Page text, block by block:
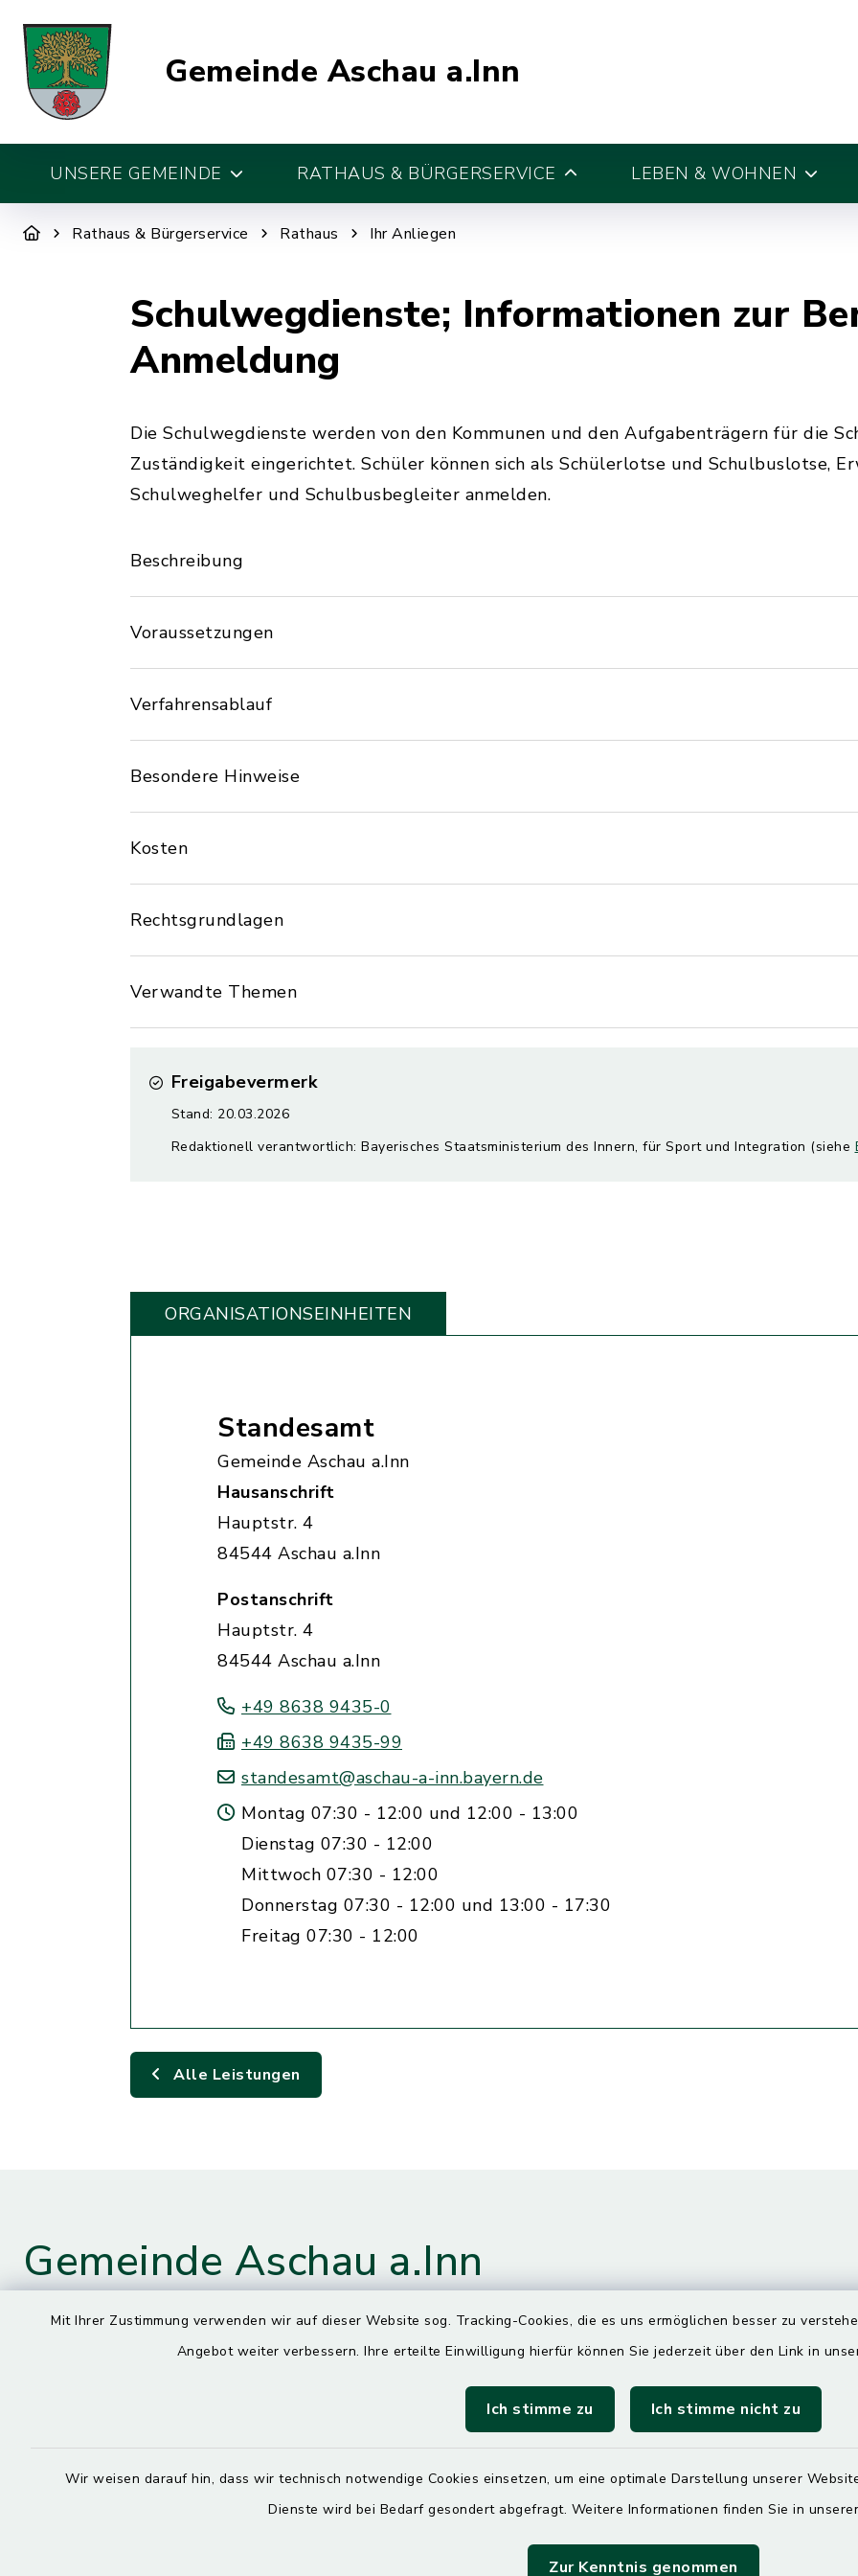
Mit Ihrer Zustimmung verwenden wir auf dieser Website sog. Tracking-Cookies, die es uns ermöglichen besser zu
Angebot weiter verbessern. Ihre erteilte Einwilligung hierfür können Sie jederzeit über den Link in
Ich stimme zu Ich stimme nicht zu
Wir weisen darauf hin, dass wir technisch notwendige Cookies einsetzen, um eine optimale Darstellung unserer
Dienste wird bei Bedarf gesondert abgefragt. Weitere Informationen finden Sie in
Zur Kenntnis genommen
Gemeinde Aschau a.Inn
UNSERE GEMEINDE RATHAUS & BÜRGERSERVICE LEBEN & WOHNEN
Rathaus & Bürgerservice Rathaus Ihr Anliegen
Schulwegdienste; Informationen zur
Anmeldung
Die Schulwegdienste werden von den Kommunen und den Aufgabenträgern für die
Zuständigkeit eingerichtet. Schüler können sich als Schülerlotse und Schulbuslotse,
Schulweghelfer und Schulbusbegleiter anmelden.
Beschreibung
Voraussetzungen
Verfahrensablauf
Besondere Hinweise
Kosten
Rechtsgrundlagen
Verwandte Themen
Freigabevermerk
Stand: 20.03.2026
Redaktionell verantwortlich: Bayerisches Staatsministerium des Innern, für Sport und Integration (siehe
ORGANISATIONS­EINHEITEN
Standesamt
Gemeinde Aschau a.Inn
Hausanschrift
Hauptstr. 4
84544 Aschau a.Inn
Postanschrift
Hauptstr. 4
84544 Aschau a.Inn
+49 8638 9435-0
+49 8638 9435-99
standesamt@aschau-a-inn.bayern.de
Montag 07:30 - 12:00 und 12:00 - 13:00
Dienstag 07:30 - 12:00
Mittwoch 07:30 - 12:00
Donnerstag 07:30 - 12:00 und 13:00 - 17:30
Freitag 07:30 - 12:00
Alle Leistungen
Gemeinde Aschau a.Inn
Kontaktdaten
08638 9435-0
Öffnungszeiten
7.30 – 13.00 Uhr
Dienstag, Mittwoch und Freitag
7.30 – 12.00 Uhr